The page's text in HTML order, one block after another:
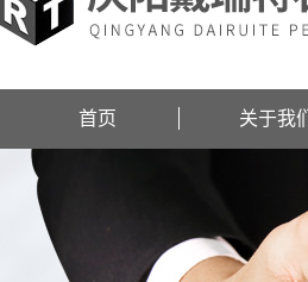
首页 关于我们